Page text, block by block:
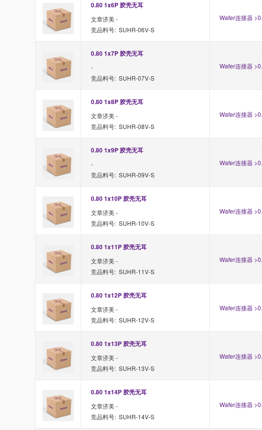
0.80 1x6P 胶壳无耳
文章济美 -
竞品料号: SUHR-06V-S
Wafer连接器
0.80 1x7P 胶壳无耳
-
竞品料号: SUHR-07V-S
Wafer连接器
0.80 1x8P 胶壳无耳
文章济美 -
竞品料号: SUHR-08V-S
Wafer连接器
0.80 1x9P 胶壳无耳
-
竞品料号: SUHR-09V-S
Wafer连接器
0.80 1x10P 胶壳无耳
文章济美 -
竞品料号: SUHR-10V-S
Wafer连接器
0.80 1x11P 胶壳无耳
文章济美 -
竞品料号: SUHR-11V-S
Wafer连接器
0.80 1x12P 胶壳无耳
文章济美 -
竞品料号: SUHR-12V-S
Wafer连接器
0.80 1x13P 胶壳无耳
文章济美 -
竞品料号: SUHR-13V-S
Wafer连接器
0.80 1x14P 胶壳无耳
文章济美 -
竞品料号: SUHR-14V-S
Wafer连接器